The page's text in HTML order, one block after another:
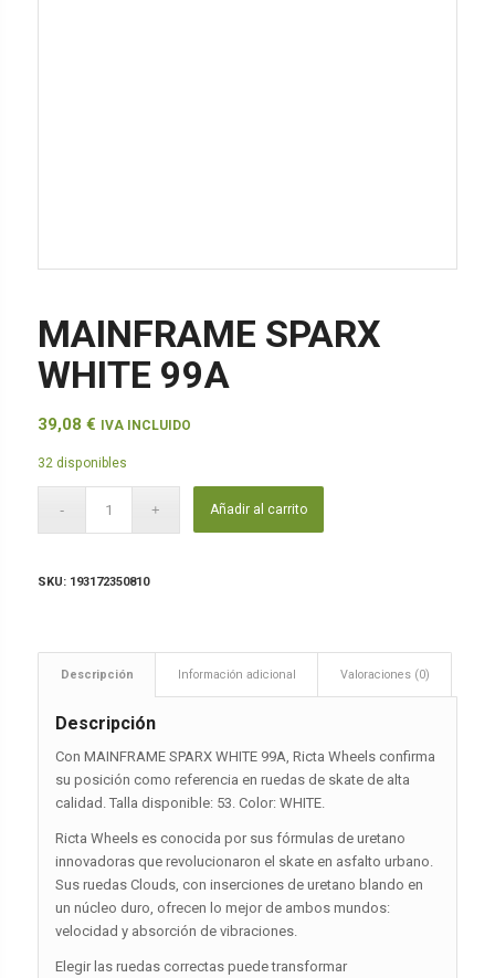
MAINFRAME SPARX
WHITE 99A
39,08 € IVA INCLUIDO
32 disponibles
Añadir al carrito
SKU: 193172350810
Descripción Información adicional Valoraciones (0)
Descripción
Con MAINFRAME SPARX WHITE 99A, Ricta Wheels confirma
su posición como referencia en ruedas de skate de alta
calidad. Talla disponible: 53. Color: WHITE.
Ricta Wheels es conocida por sus fórmulas de uretano
innovadoras que revolucionaron el skate en asfalto urbano.
Sus ruedas Clouds, con inserciones de uretano blando en
un núcleo duro, ofrecen lo mejor de ambos mundos:
velocidad y absorción de vibraciones.
Elegir las ruedas correctas puede transformar